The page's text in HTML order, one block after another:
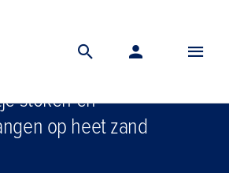
stoken en
op heet zand